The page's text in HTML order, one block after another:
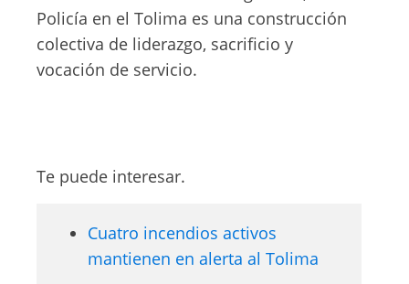
Policía en el Tolima es una construcción
colectiva de liderazgo, sacrificio y
vocación de servicio.
Te puede interesar.
Cuatro incendios activos
mantienen en alerta al Tolima